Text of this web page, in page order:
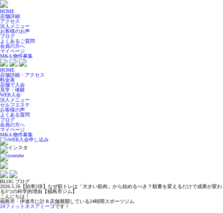
HOME
店舗詳細
アクセス
法人メニュー
お客様のお声
ブログ
よくあるご質問
会員の方へ
マイページ
M&A 物件募集
HOME
店舗詳細・アクセス
料金表
店舗で入会
見学・体験
WEB入会
法人メニュー
セルフエステ
お客様の声
よくある質問
ブログ
会員の方へ
マイページ
M&A 物件募集
BLOG ブログ
2026.5.26 【効率2倍】なぜ筋トレは「大きい筋肉」から始めるべき？順番を変えるだけで成果が変わ
る3つの科学的理由【福島市ジム】
こんにちは！
福島市・伊達市に計８店舗展開している24時間スポーツジム
24フィットネスアミーゴです！